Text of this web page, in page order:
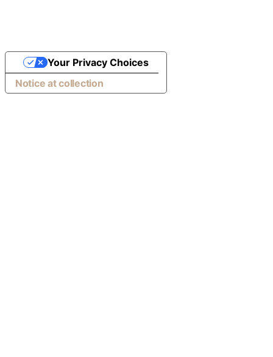
Notice at collection
Your Privacy Choices